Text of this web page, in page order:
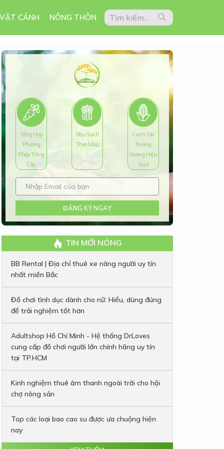
CẢNH NÔNG THÔN
Tổng Hợp
Phương
Pháp Trồng
Cây
Rau Sạch
Theo Mùa
Canh Tác
Ruộng
Nương Hiệu
Quả
ĐĂNG KÝ NGAY
TIN MỚI NÓNG
BB Rental | Địa chỉ thuê xe nâng người uy tín
nhất miền Bắc
Đồ chơi tình dục dành cho nữ: Hiểu, dùng đúng
để trải nghiệm tốt hơn
Adultshop Hồ Chí Minh - Hệ thống DrLoves
cung cấp đồ chơi người lớn chính hãng uy tín
tại TP.HCM
Kinh nghiệm thuê âm thanh ngoài trời cho hội
chợ nông sản
Top các loại bao cao su được ưa chuộng hiện
nay